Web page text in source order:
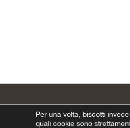
Per una volta, biscotti
quali cookie sono